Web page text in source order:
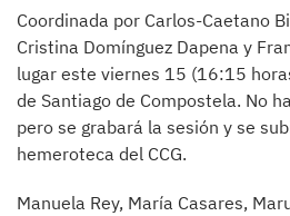
Coordinada por Carlos-Caetano
Cristina Domínguez Dapena y
lugar este viernes 15 (16:15
de Santiago de Compostela. No
pero se grabará la sesión y se
hemeroteca del CCG.
Manuela Rey, María Casares,